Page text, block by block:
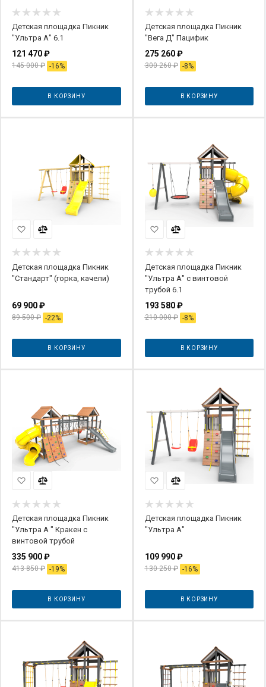
Детская площадка Пикник
"Ультра А" 6.1
121 470₽
145 000₽ -16%
В КОРЗИНУ
Детская площадка Пикник
"Вега Д" Пацифик
275 260₽
300 260₽ -8%
В КОРЗИНУ
Детская площадка Пикник
"Стандарт" (горка, качели)
69 900₽
89 500₽ -22%
В КОРЗИНУ
Детская площадка Пикник
"Ультра А" с винтовой
трубой 6.1
193 580₽
210 000₽ -8%
В КОРЗИНУ
Детская площадка Пикник
"Ультра А " Кракен с
винтовой трубой
335 900₽
413 850₽ -19%
В КОРЗИНУ
Детская площадка Пикник
"Ультра А"
109 990₽
130 250₽ -16%
В КОРЗИНУ